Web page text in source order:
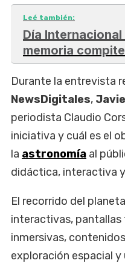
Leé también:
Día
memoria
Durante la entrevista
NewsDigitales,
periodista Claudio
iniciativa y cuál es el
la astronomía al
didáctica, interactiva
El recorrido del
interactivas,
inmersivas,
exploración espacial y